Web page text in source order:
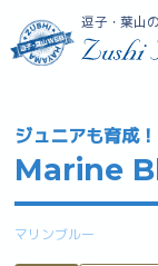
逗子・葉山
ジュニアも育成
Marine
マリンブルー